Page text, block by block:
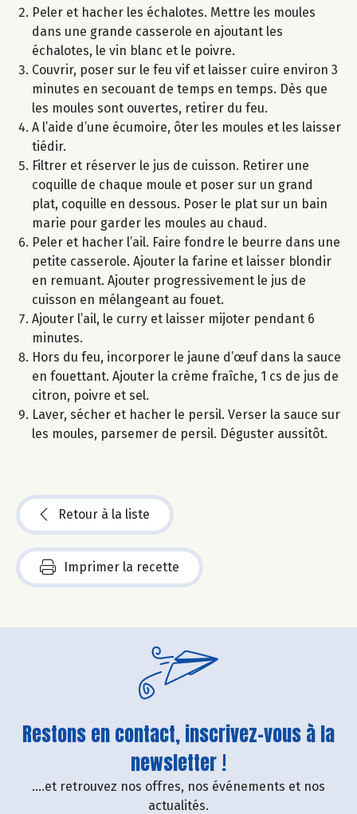
Peler et hacher les échalotes. Mettre les moules
dans une grande casserole en ajoutant les
échalotes, le vin blanc et le poivre.
Couvrir, poser sur le feu vif et laisser cuire environ 3
minutes en secouant de temps en temps. Dès que
les moules sont ouvertes, retirer du feu.
A l’aide d’une écumoire, ôter les moules et les laisser
tiédir.
Filtrer et réserver le jus de cuisson. Retirer une
coquille de chaque moule et poser sur un grand
plat, coquille en dessous. Poser le plat sur un bain
marie pour garder les moules au chaud.
Peler et hacher l’ail. Faire fondre le beurre dans une
petite casserole. Ajouter la farine et laisser blondir
en remuant. Ajouter progressivement le jus de
cuisson en mélangeant au fouet.
Ajouter l’ail, le curry et laisser mijoter pendant 6
minutes.
Hors du feu, incorporer le jaune d’œuf dans la sauce
en fouettant. Ajouter la crème fraîche, 1 cs de jus de
citron, poivre et sel.
Laver, sécher et hacher le persil. Verser la sauce sur
les moules, parsemer de persil. Déguster aussitôt.
Retour à la liste
Imprimer la recette
Restons en contact, inscrivez-vous à la
newsletter !
....et retrouvez nos offres, nos événements et nos
actualités.